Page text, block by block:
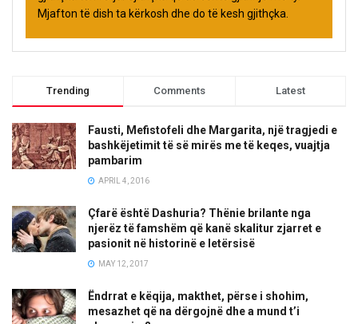
Mjafton të dish ta kërkosh dhe do të kesh gjithçka.
Trending Comments Latest
Fausti, Mefistofeli dhe Margarita, një tragjedi e
bashkëjetimit të së mirës me të keqes, vuajtja
pambarim
APRIL 4, 2016
Çfarë është Dashuria? Thënie brilante nga
njerëz të famshëm që kanë skalitur zjarret e
pasionit në historinë e letërsisë
MAY 12, 2017
Ëndrrat e këqija, makthet, përse i shohim,
mesazhet që na dërgojnë dhe a mund t’i